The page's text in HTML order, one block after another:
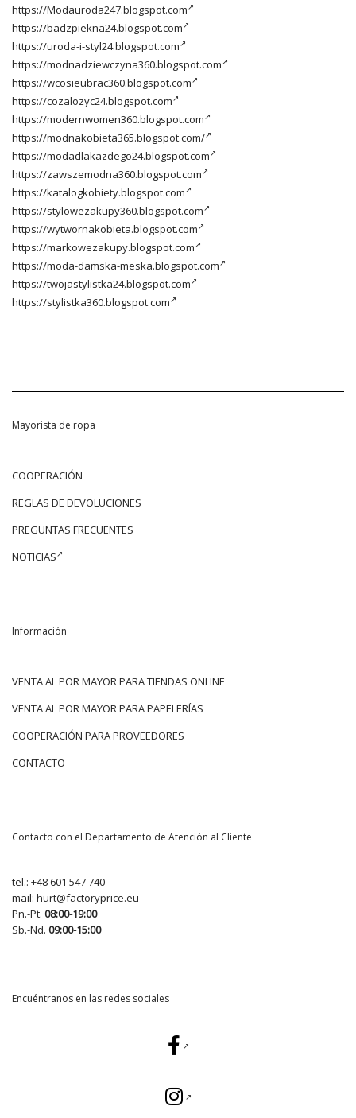
https://Modauroda247.blogspot.com
https://badzpiekna24.blogspot.com
https://uroda-i-styl24.blogspot.com
https://modnadziewczyna360.blogspot.com
https://wcosieubrac360.blogspot.com
https://cozalozyc24.blogspot.com
https://modernwomen360.blogspot.com
https://modnakobieta365.blogspot.com/
https://modadlakazdego24.blogspot.com
https://zawszemodna360.blogspot.com
https://katalogkobiety.blogspot.com
https://stylowezakupy360.blogspot.com
https://wytwornakobieta.blogspot.com
https://markowezakupy.blogspot.com
https://moda-damska-meska.blogspot.com
https://twojastylistka24.blogspot.com
https://stylistka360.blogspot.com
Mayorista de ropa
COOPERACIÓN
REGLAS DE DEVOLUCIONES
PREGUNTAS FRECUENTES
NOTICIAS
Información
VENTA AL POR MAYOR PARA TIENDAS ONLINE
VENTA AL POR MAYOR PARA PAPELERÍAS
COOPERACIÓN PARA PROVEEDORES
CONTACTO
Contacto con el Departamento de Atención al Cliente
tel.: +48 601 547 740
mail: hurt@factoryprice.eu
Pn.-Pt. 08:00-19:00
Sb.-Nd. 09:00-15:00
Encuéntranos en las redes sociales